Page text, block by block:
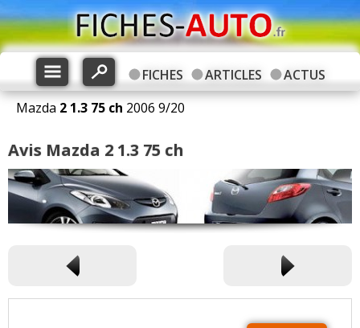
FICHES ARTICLES
ACTUS
Mazda 2 1.3 75 ch 2006 9/20
Avis Mazda 2 1.3 75 ch